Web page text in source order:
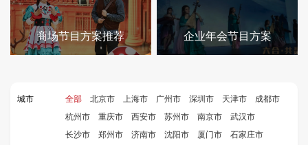
商场节目方案推荐 企业年会节目方案
城市 全部 北京市 上海市 广州市 深圳市 天津市
成都市
杭州市
重庆市 西安市 苏州市 南京市
武汉市
长沙市
郑州市 济南市 沈阳市 厦门市
石家庄市